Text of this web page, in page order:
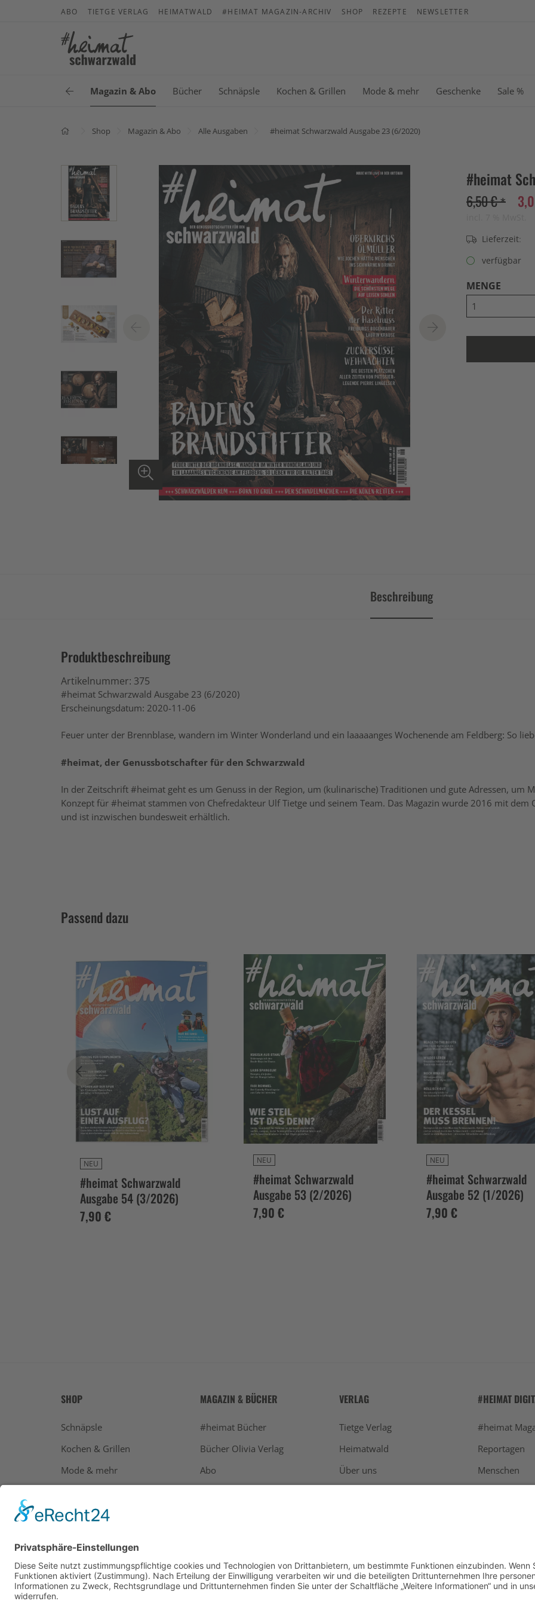
ABO TIETGE VERLAG HEIMATWALD #HEIMAT MAGAZIN-ARCHIV SHOP REZEPTE NEWSLETTER
Magazin & Abo Bücher Schnäpsle Kochen & Grillen Mode & mehr Geschenke Sale %
Shop Magazin & Abo Alle Ausgaben #heimat Schwarzwald Ausgabe 23 (6/2020)
#heimat
6,50 € *
Lieferzeit:
verfügbar
MENGE
Beschreibung
Produktbeschreibung
Artikelnummer: 375
#heimat Schwarzwald Ausgabe 23 (6/2020)
Erscheinungsdatum: 2020-11-06
Feuer unter der Brennblase, wandern im Winter Wonderland und ein laaaaanges Wochenende am Feldberg: So
#heimat, der Genussbotschafter für den Schwarzwald
In der Zeitschrift #heimat geht es um Genuss in der Region, um (kulinarische) Traditionen und gute Adressen, um
Konzept für #heimat stammen von Chefredakteur Ulf Tietge und seinem Team. Das Magazin wurde 2016 mit dem
und ist inzwischen bundesweit erhältlich.
Passend dazu
NEU
#heimat Schwarzwald
Ausgabe 54 (3/2026)
7,90 €
NEU
#heimat Schwarzwald
Ausgabe 53 (2/2026)
7,90 €
NEU
#heimat Schwarzwald
Ausgabe 52 (1/2026)
7,90 €
SHOP
Schnäpsle
Kochen & Grillen
Mode & mehr
MAGAZIN & BÜCHER
#heimat Bücher
Bücher Olivia Verlag
Abo
VERLAG
Tietge Verlag
Heimatwald
Über uns
#HEIMAT
#heimat
Reportagen
Menschen